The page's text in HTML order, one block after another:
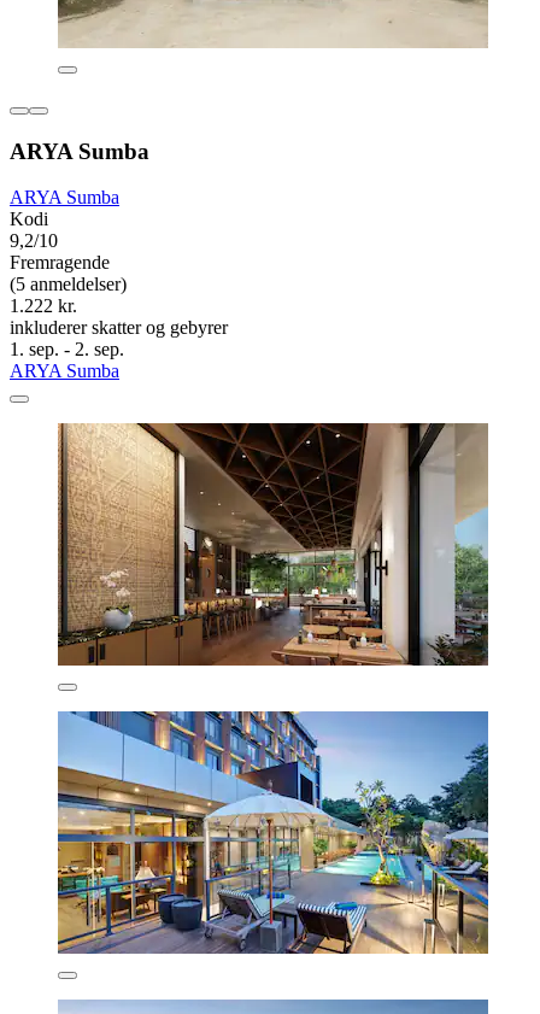
ARYA Sumba
ARYA Sumba
Kodi
9,2/10
Fremragende
(5 anmeldelser)
1.222 kr.
inkluderer skatter og gebyrer
1. sep. - 2. sep.
ARYA Sumba